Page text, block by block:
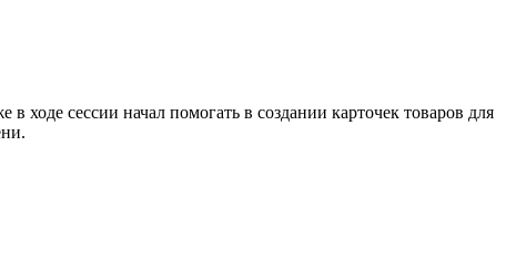
сессии начал помогать в создании карточек товаров для